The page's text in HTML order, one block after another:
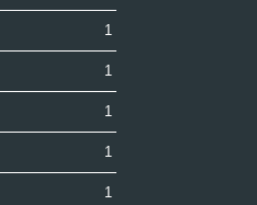
1
1
1
1
1